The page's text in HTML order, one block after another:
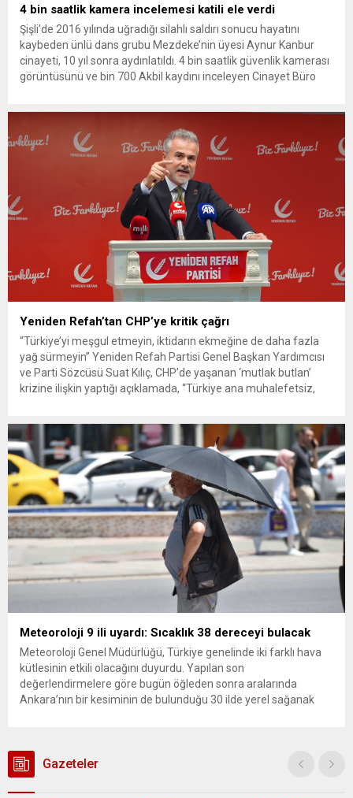
4 bin saatlik kamera incelemesi katili ele verdi
Şişli’de 2016 yılında uğradığı silahlı saldırı sonucu hayatını
kaybeden ünlü dans grubu Mezdeke’nin üyesi Aynur Kanbur
cinayeti, 10 yıl sonra aydınlatıldı. 4 bin saatlik güvenlik kamerası
görüntüsünü ve bin 700 Akbil kaydını inceleyen Cinayet Büro
Yeniden Refah’tan CHP’ye kritik çağrı
“Türkiye’yi meşgul etmeyin, iktidarın ekmeğine de daha fazla
yağ sürmeyin” Yeniden Refah Partisi Genel Başkan Yardımcısı
ve Parti Sözcüsü Suat Kılıç, CHP’de yaşanan ‘mutlak butlan’
krizine ilişkin yaptığı açıklamada, “Türkiye ana muhalefetsiz,
olun. Türkiye’yi...
Meteoroloji 9 ili uyardı: Sıcaklık 38 dereceyi bulacak
Meteoroloji Genel Müdürlüğü, Türkiye genelinde iki farklı hava
kütlesinin etkili olacağını duyurdu. Yapılan son
değerlendirmelere göre bugün öğleden sonra aralarında
Ankara’nın bir kesiminin de bulunduğu 30 ilde yerel sağanak
Gazeteler